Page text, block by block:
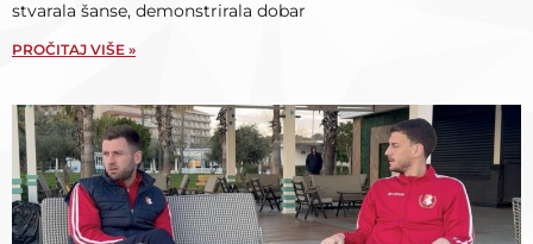
stvarala šanse, demonstrirala dobar
PROČITAJ VIŠE »